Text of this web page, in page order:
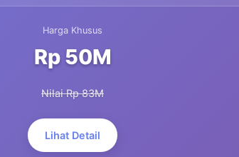
Harga Khusus
Rp 50M
Nilai Rp 83M
Lihat Detail